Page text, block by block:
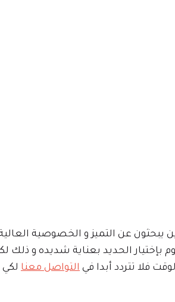
يبحثون عن التميز و الخصوصية
بإختيار الحديد بعناية شديده و
فلا تتردد أبدا في التواصل معنا